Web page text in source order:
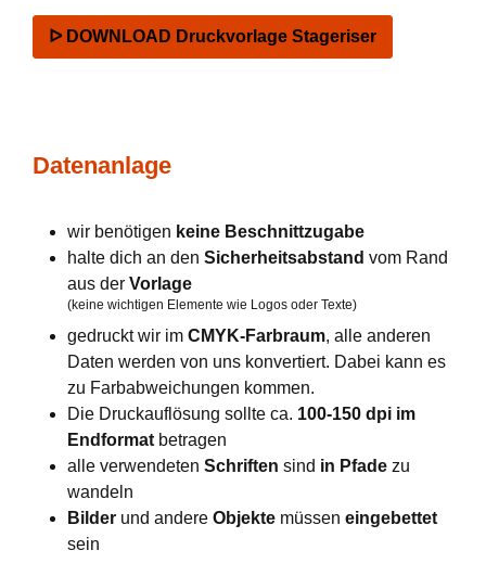
ᐅ DOWNLOAD Druckvorlage Stageriser
Datenanlage
wir benötigen keine Beschnittzugabe
halte dich an den Sicherheitsabstand vom Rand
aus der Vorlage
(keine wichtigen Elemente wie Logos oder Texte)
gedruckt wir im CMYK-Farbraum, alle anderen
Daten werden von uns konvertiert. Dabei kann es
zu Farbabweichungen kommen.
Die Druckauflösung sollte ca. 100-150 dpi im
Endformat betragen
alle verwendeten Schriften sind in Pfade zu
wandeln
Bilder und andere Objekte müssen eingebettet
sein